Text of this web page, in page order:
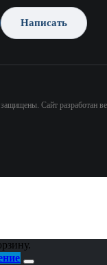
Написать
Сайт разработан